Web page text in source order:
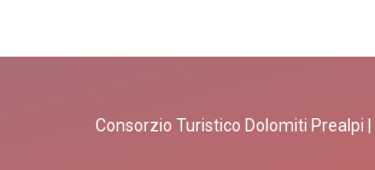
Consorzio Turistico Dolomiti Prealpi